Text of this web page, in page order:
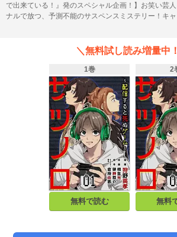
で出来ている！』発のスペシャル企画！】お笑い芸
ナルで放つ、予測不能のサスペンスミステリー！キ
アアイドルの倉持由香が参戦！親友の死体の隣で、
だつの上がらない俳優だった若色涼太は 、登録者数
知られてはならない秘密があった 。実際のゲームプ
ある庵藤圭司が身代わりとして行っていたのだ 。順
生活だったが、ある日、これまで文句ひとつ言わな
「秘密をすべて暴露する」と言い出す 。激しい口論
し 、しばらくして戻ってくると……なんと庵藤はす
親友を追い詰めてしまったのだとパニックに陥った
賀からの電話に「友達を殺した」と告白してしまう
きたのは予想だにしない言葉だった 。逃げ道を塞が
転がる部屋で、いわくつきの「配信すると死ぬゲー
とになり…… 。
＼無料試し読み増量中
1巻
無料で読む
2
無料